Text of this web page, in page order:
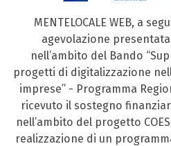
MENTELOCALE WEB, a
agevolazione
nell’ambito del Bando
progetti di digitalizzazione
imprese” - Programma
ricevuto il sostegno
nell’ambito del progetto
realizzazione di un